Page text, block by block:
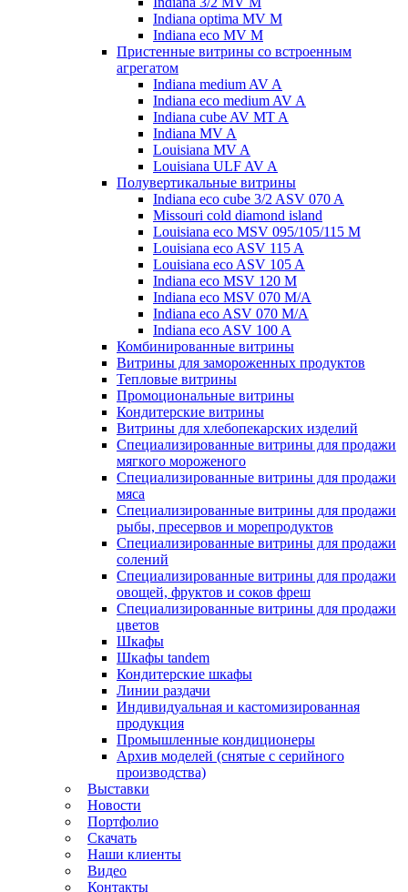
Indiana optima MV M
Indiana eco MV M
Пристенные витрины со встроенным
агрегатом
Indiana medium AV A
Indiana eco medium AV A
Indiana cube AV MT A
Indiana MV A
Louisiana MV A
Louisiana ULF AV A
Полувертикальные витрины
Indiana eco cube 3/2 ASV 070 A
Missouri cold diamond island
Louisiana eco MSV 095/105/115 M
Louisiana eco ASV 115 A
Louisiana eco ASV 105 A
Indiana eco MSV 120 M
Indiana eco MSV 070 M/A
Indiana eco ASV 070 M/A
Indiana eco ASV 100 A
Комбинированные витрины
Витрины для замороженных продуктов
Тепловые витрины
Промоциональные витрины
Кондитерские витрины
Витрины для хлебопекарских изделий
Специализированные витрины для продажи
мягкого мороженого
Специализированные витрины для продажи
мяса
Специализированные витрины для продажи
рыбы, пресервов и морепродуктов
Специализированные витрины для продажи
солений
Специализированные витрины для продажи
овощей, фруктов и соков фреш
Специализированные витрины для продажи
цветов
Шкафы
Шкафы tandem
Кондитерские шкафы
Линии раздачи
Индивидуальная и кастомизированная
продукция
Промышленные кондиционеры
Архив моделей (снятые с серийного
производства)
Выставки
Новости
Портфолио
Скачать
Наши клиенты
Видео
Контакты